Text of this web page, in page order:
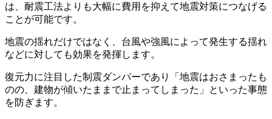
は、 耐震工法よりも大幅に費用を抑えて地震対策につなげる
ことが可能です。
地震の揺れだけではなく、台風や強風によって発生する揺れ
などに対しても効果を発揮します。
復元力に注目した制震ダンパーであり「地震はおさまったも
のの、建物が傾いたままで止まってしまった」といった事態
を防ぎます。